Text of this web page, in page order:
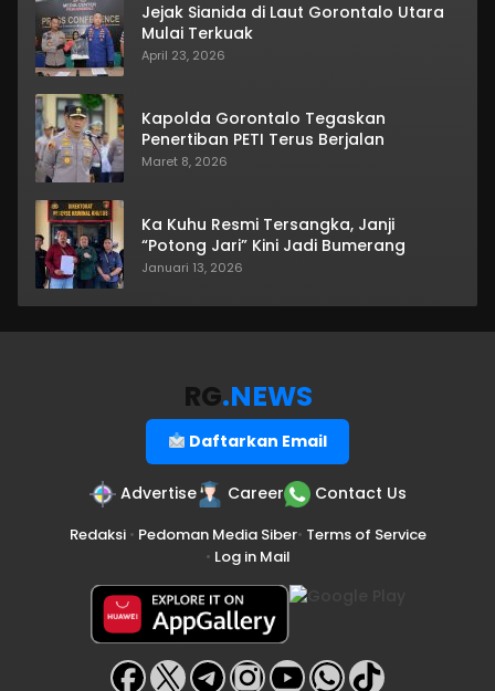
Jejak Sianida di Laut Gorontalo Utara
Mulai Terkuak
April 23, 2026
Kapolda Gorontalo Tegaskan
Penertiban PETI Terus Berjalan
Maret 8, 2026
Ka Kuhu Resmi Tersangka, Janji
“Potong Jari” Kini Jadi Bumerang
Januari 13, 2026
RG.NEWS
Daftarkan Email
Advertise Career Contact Us
Redaksi• Pedoman Media Siber• Terms of Service
• Log in Mail